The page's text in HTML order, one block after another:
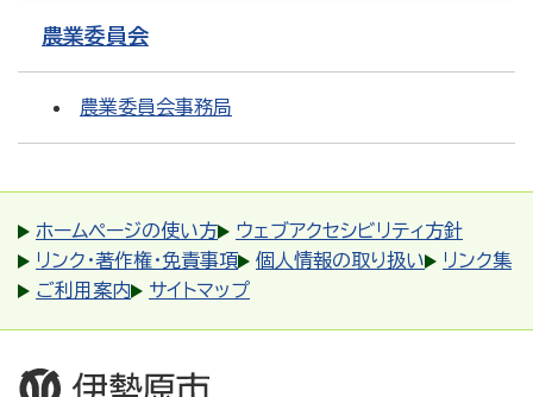
農業委員会
農業委員会事務局
ホームページの使い方
ウェブアクセシビリティ方針
リンク・著作権・免責事項
個人情報の取り扱い
リンク集
ご利用案内
サイトマップ